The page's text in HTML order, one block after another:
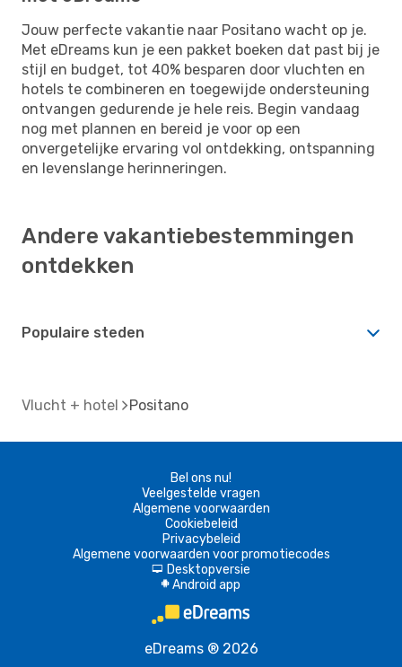
Jouw perfecte vakantie naar Positano wacht op je.
Met eDreams kun je een pakket boeken dat past bij je
stijl en budget, tot 40% besparen door vluchten en
hotels te combineren en toegewijde ondersteuning
ontvangen gedurende je hele reis. Begin vandaag
nog met plannen en bereid je voor op een
onvergetelijke ervaring vol ontdekking, ontspanning
en levenslange herinneringen.
Andere vakantiebestemmingen
ontdekken
Populaire steden
Vlucht + hotel Positano
Bel ons nu!
Veelgestelde vragen
Algemene voorwaarden
Cookiebeleid
Privacybeleid
Algemene voorwaarden voor promotiecodes
d Desktopversie
A Android app
eDreams ® 2026